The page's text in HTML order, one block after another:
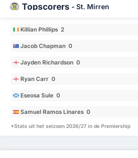
Topscorers - St. Mirren
Killian Phillips 2
Jacob Chapman 0
Jayden Richardson 0
Ryan Carr 0
Eseosa Sule 0
Samuel Ramos Linares 0
*Stats uit het seizoen 2026/27 in de Premiership